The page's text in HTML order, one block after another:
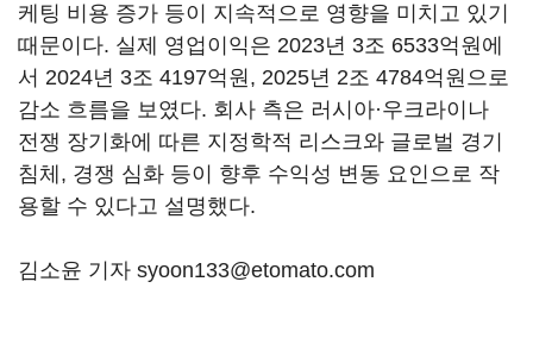
케팅 비용 증가 등이 지속적으로 영향을 미치고 있기
때문이다. 실제 영업이익은 2023년 3조 6533억원에
서 2024년 3조 4197억원, 2025년 2조 4784억원으로
감소 흐름을 보였다. 회사 측은 러시아·우크라이나
전쟁 장기화에 따른 지정학적 리스크와 글로벌 경기
침체, 경쟁 심화 등이 향후 수익성 변동 요인으로 작
용할 수 있다고 설명했다.
김소윤 기자 syoon133@etomato.com